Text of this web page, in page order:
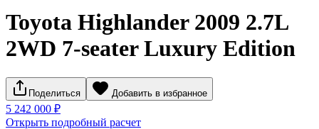
Toyota Highlander 2009 2.7L
2WD 7-seater Luxury Edition
Поделиться Добавить в избранное
5 242 000 ₽
Открыть подробный расчет